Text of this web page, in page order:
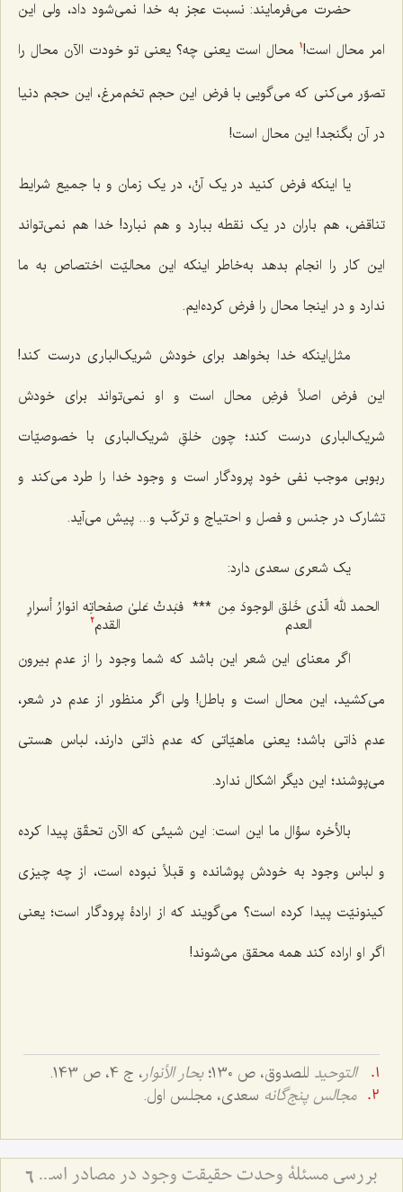
حضرت می‌فرمایند: نسبت عجز به خدا نمی‌شود داد، ولی این
امر محال است!1
محال است یعنی چه؟ یعنی تو خودت الآن محال را
تصوّر می‌کنی که می‌گویی با فرض این حجم تخم‌مرغ، این حجم دنیا
در آن بگنجد! این محال است!
یا اینکه فرض کنید در یک آنْ، در یک زمان و با جمیع شرایط
تناقض، هم باران در یک نقطه ببارد و هم نبارد! خدا هم نمی‌تواند
این کار را انجام بدهد به‌خاطر اینکه این محالیّت اختصاص به ما
ندارد و در اینجا محال را فرض کرده‌ایم.
مثل‌اینکه خدا بخواهد برای خودش شریک‌الباری درست کند!
این فرض اصلاً فرضِ محال است و او نمی‌تواند برای خودش
شریک‌الباری درست کند؛ چون خلقِ شریک‌الباری با خصوصیّات
ربوبی موجب نفی خود پرودگار است و وجود خدا را طرد می‌کند و
تشارک در جنس و فصل و احتیاج و ترکّب و... پیش می‌آید.
یک شعری سعدی دارد:
الحمد لله الّذی خَلق الوجودَ مِن
العدم
*** فبَدتْ عَلیٰ صفحاتِه انوارُ أسرارِ
القدم2
اگر معنای این شعر این باشد که شما وجود را از عدم بیرون
می‌کشید، این محال است و باطل! ولی اگر منظور از عدم در شعر،
عدم ذاتی باشد؛ یعنی ماهیّاتی که عدم ذاتی دارند، لباس هستی
می‌پوشند؛ این دیگر اشکال ندارد.
بالأخره سؤال ما این است: این شیئی که الآن تحقّق پیدا کرده
و لباس وجود به خودش پوشانده و قبلاً نبوده است، از چه چیزی
کینونیّت پیدا کرده است؟ می‌گویند که از ارادۀ پرودگار است؛ یعنی
اگر او اراده کند همه محقق می‌شوند!
التوحید للصدوق، ص 130؛ بحار الأنوار، ج 4، ص 143.
مجالس پنج‌گانه سعدی، مجلس اول.
بررسی مسئلۀ وحدت حقیقت وجود در مصادر اسلامی (4) - ذکر روایات دالّ بر وحدت حقّۀ حقیقیّه 6